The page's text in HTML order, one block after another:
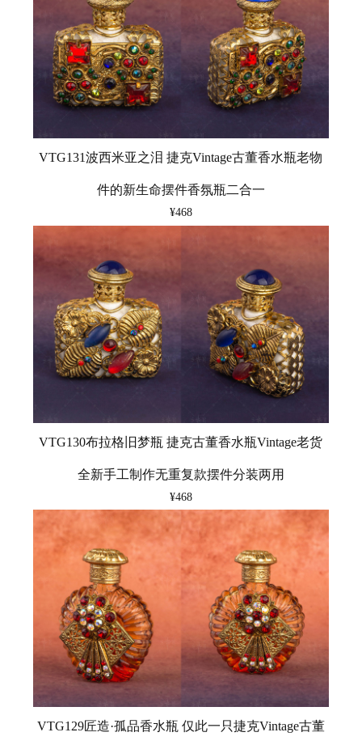
VTG131波西米亚之泪 捷克Vintage古董香水瓶老物
件的新生命摆件香氛瓶二合一
¥468
VTG130布拉格旧梦瓶 捷克古董香水瓶Vintage老货
全新手工制作无重复款摆件分装两用
¥468
VTG129匠造·孤品香水瓶 仅此一只捷克Vintage古董